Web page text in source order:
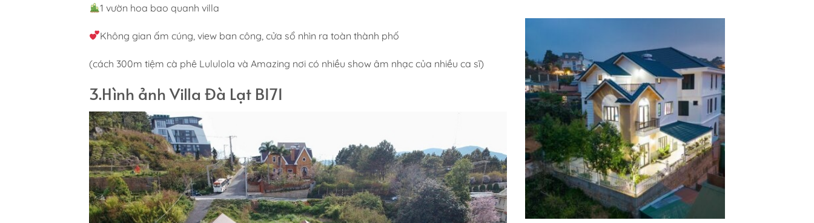
1 vườn hoa bao quanh villa
Không gian ấm cúng, view ban công, cửa sổ nhìn ra toàn thành phố
(cách 300m tiệm cà phê Lululola và Amazing nơi có nhiều show âm nhạc của nhiều ca sĩ)
3.Hình ảnh Villa Đà Lạt BI71